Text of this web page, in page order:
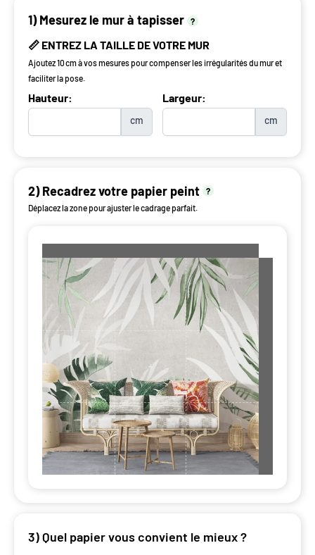
1) Mesurez le mur à tapisser ?
📏 ENTREZ LA TAILLE DE VOTRE MUR
Ajoutez 10 cm à vos mesures pour compenser les irrégularités du mur et
faciliter la pose.
Hauteur:
cm
Largeur:
cm
2) Recadrez votre papier peint
?
Déplacez la zone pour ajuster le cadrage parfait.
3) Quel papier vous convient le mieux ?